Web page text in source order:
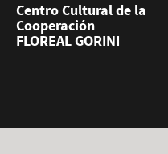
Centro Cultural de la
Cooperación
FLOREAL GORINI